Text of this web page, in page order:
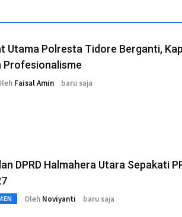
Utama Polresta Tidore Berganti,
Profesionalisme
Faisal Amin baru saja
DPRD Halmahera Utara Sepakati
Oleh Noviyanti baru saja